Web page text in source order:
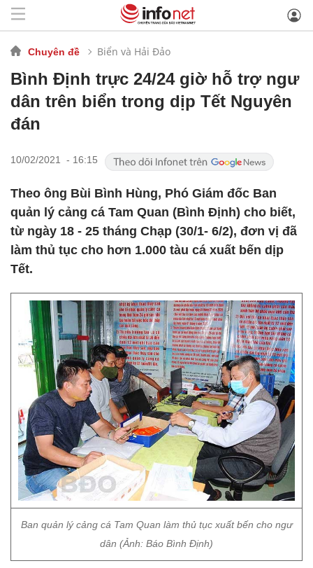
Chuyên đề Biển và Hải Đảo
Bình Định trực 24/24 giờ hỗ trợ ngư
dân trên biển trong dịp Tết Nguyên
đán
10/02/2021 - 16:15
Theo ông Bùi Bình Hùng, Phó Giám đốc Ban
quản lý cảng cá Tam Quan (Bình Định) cho biết,
từ ngày 18 - 25 tháng Chạp (30/1- 6/2), đơn vị đã
làm thủ tục cho hơn 1.000 tàu cá xuất bến dịp
Tết.
Ban quản lý cảng cá Tam Quan làm thủ tục xuất bến cho ngư
dân (Ảnh: Báo Bình Định)